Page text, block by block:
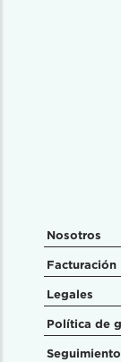
Nosotros
Facturación
Legales
Política de